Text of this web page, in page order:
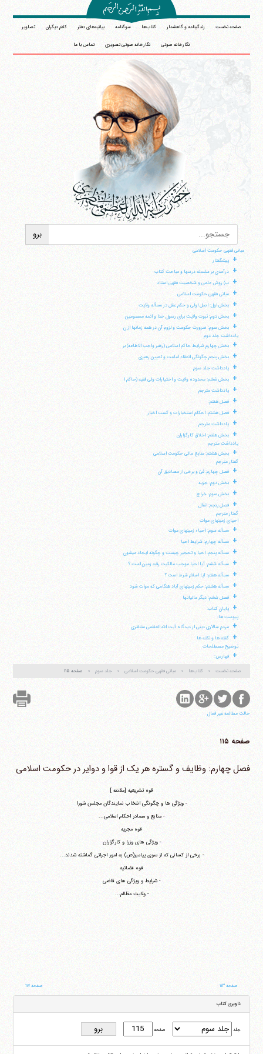
صفحه نخست زندگینامه و گاهشمار کتاب‌ها سوگنامه بیانیه‌های دفتر کلام دیگران تصاویر
نگارخانه صوتی نگارخانه صوتی تصویری تماس با ما
مبانی فقهی حکومت اسلامی
+ پیشگفتار
+ درآمدی بر سلسله درسها و مباحث کتاب
+ ب) روش علمی و شخصیت فقهی استاد
+ مبانی فقهی حکومت اسلامی
+ بخش اول: اصل اولی و حکم عقل در مسأله ولایت
+ بخش دوم: ثبوت ولایت برای رسول خدا و ائمه معصومین
+
بخش سوم: ضرورت حکومت و لزوم آن در همه زمانها از ن
یادداشت جلد دوم
+ بخش چهارم شرایط حاکم اسلامی (رهبر واجب الاطاعه) بر
+ بخش پنجم چگونگی انعقاد امامت و تعیین رهبری
+ یادداشت جلد سوم
+ بخش ششم: محدوده ولایت و اختیارات ولی فقیه (حاکم ا
+ یادداشت مترجم
+ فصل هفتم:
+ فصل هشتم: احکام استخبارات و کسب اخبار
+ یادداشت مترجم
+
بخش هفتم: اخلاق کارگزاران
یادداشت مترجم
+
بخش هشتم: منابع مالی حکومت اسلامی
گفتار مترجم
+ فصل چهارم: فئ و برخی از مصادیق آن
+ بخش دوم: جزیه
+ بخش سوم: خراج
+
فصل پنجم: انفال
گفتار مترجم
احیای زمینهای موات
+ مسأله سوم: احیاء زمینهای موات
+ مسأله چهارم: شرایط احیا
+ مسأله پنجم: احیا و تحجیر چیست و چگونه ایجاد می‎شون
+ مسأله ششم: آیا احیا موجب مالکیت رقبه زمین است ؟
+ مسأله هفتم: آیا اسلام شرط است ؟
+ مسأله هشتم: حکم زمینهای آباد هنگامی که موات شود
+ فصل ششم: دیگر مالیاتها
+
پایان کتاب:
پیوست ها:
+ مردم سالاری دینی از دیدگاه آیت الله العظمی منتظری
+
گفته ها و نکته ها
توضیح مصطلحات
+ فهارس:
صفحه نخست کتاب‌ها مبانی فقهی حکومت اسلامی جلد سوم صفحه ۱۱۵
حالت مطالعه غیر فعال
صفحه ۱۱۵
فصل چهارم: وظایف و گستره هر یک از قوا و دوایر در حکومت اسلامی
قوه تشریعیه [مقننه ]
- ویژگی ها و چگونگی انتخاب نمایندگان مجلس شورا
- منابع و مصادر احکام اسلامی...
قوه مجریه
- ویژگی های وزرا و کارگزاران
- برخی از کسانی که از سوی پیامبر(ص) به امور اجرائی گماشته شدند...
قوه قضائیه
- شرایط و ویژگی های قاضی
- ولایت مظالم...
صفحه ۱۱۳ صفحه ۱۱۷
ناوبری کتاب
جلد صفحه
وب سایت رسمی آیت‌الله منتظری
تلفن 37740011-25-98+ تا 14